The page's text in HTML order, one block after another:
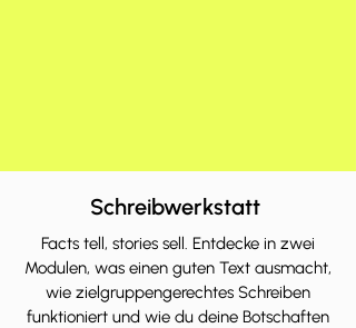
Schreibwerkstatt
Facts tell, stories sell. Entdecke in zwei
Modulen, was einen guten Text ausmacht,
wie zielgruppengerechtes Schreiben
funktioniert und wie du deine Botschaften